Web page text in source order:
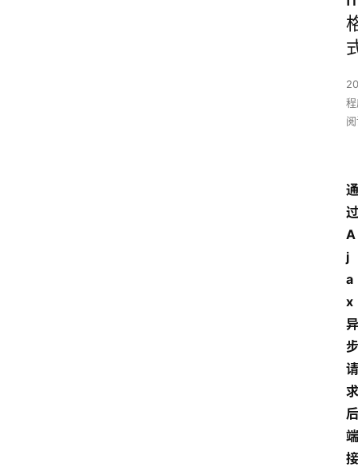
通
过
A
j
a
x
异
步
请
求
后
端
接